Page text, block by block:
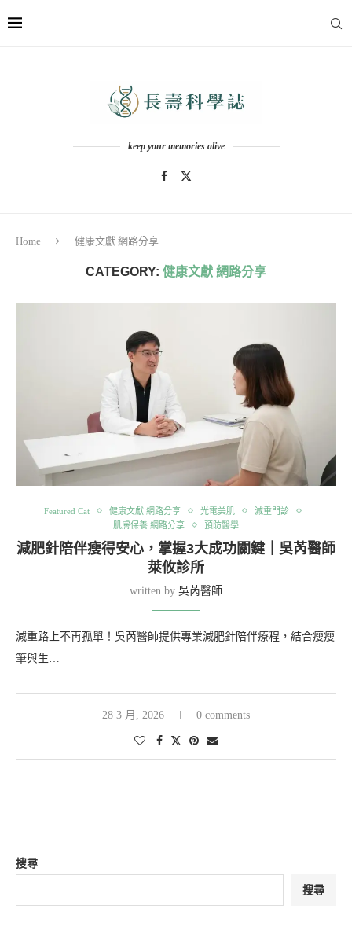
keep your memories alive
Home 健康文獻 網路分享
CATEGORY: 健康文獻 網路分享
Featured Cat 健康文獻 網路分享 光電美肌
減重門診
肌膚保養 網路分享
預防醫學
減肥針陪伴瘦得安心，掌握3大成功關鍵｜吳芮醫師
萊攸診所
written by 吳芮醫師
減重路上不再孤單！吳芮醫師提供專業減肥針陪伴療程，結合瘦瘦
筆與生…
28 3 月, 2026 0 comments
搜尋
搜尋